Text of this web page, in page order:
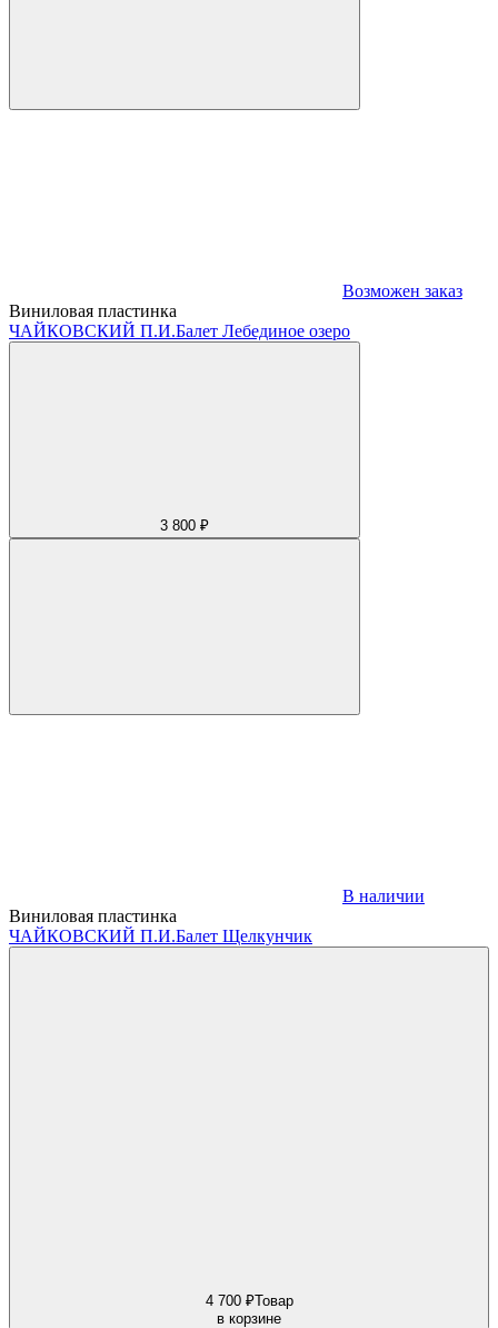
Возможен заказ
Виниловая пластинка
ЧАЙКОВСКИЙ П.И.Балет Лебединое озеро
3 800 ₽
В наличии
Виниловая пластинка
ЧАЙКОВСКИЙ П.И.Балет Щелкунчик
4 700 ₽Товар
в корзине